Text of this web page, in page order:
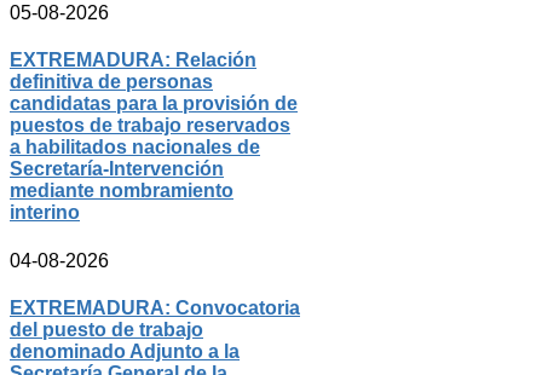
05-08-2026
EXTREMADURA: Relación
definitiva de personas
candidatas para la provisión de
puestos de trabajo reservados
a habilitados nacionales de
Secretaría-Intervención
mediante nombramiento
interino
04-08-2026
EXTREMADURA: Convocatoria
del puesto de trabajo
denominado Adjunto a la